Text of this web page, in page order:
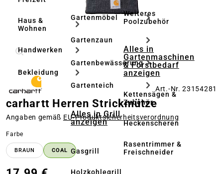
Haus &
Wohnen
Handwerken
Bekleidung
Gartenmöbel
Gartenzaun
Gartenbewässerung
Gartenteich
Alles in Grill
anzeigen
Gasgrill
Holzkohlegrill
Weiteres
Poolzubehör
Alles in
Gartenmaschinen
& Forstbedarf
anzeigen
Kettensägen &
Zubehör
Heckenscheren
Rasentrimmer &
Freischneider
Art.-Nr. 23154281
carhartt Herren Strickmütze
Angaben gemäß EU‑Produktsicherheitsverordnung
Farbe
BRAUN COAL